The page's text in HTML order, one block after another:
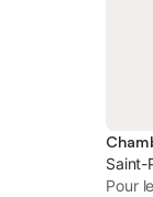
Saint-
Pour